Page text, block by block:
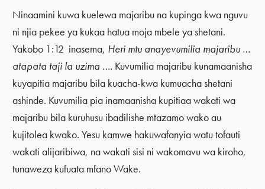
Ninaamini kuwa kuelewa majaribu na kupinga kwa nguvu
ni njia pekee ya kukaa hatua moja mbele ya shetani.
Yakobo 1:12 inasema, Heri mtu anayevumilia majaribu …
atapata taji la uzima …. Kuvumilia majaribu kunamaanisha
kuyapitia majaribu bila kuacha-kwa kumuacha shetani
ashinde. Kuvumilia pia inamaanisha kupitiaa wakati wa
majaribu bila kuruhusu ibadilishe mtazamo wako au
kujitolea kwako. Yesu kamwe hakuwafanyia watu tofauti
wakati alijaribiwa, na wakati sisi ni wakomavu wa kiroho,
tunaweza kufuata mfano Wake.